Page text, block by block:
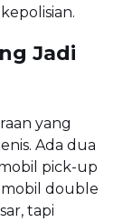
Jadi
yang
Ada dua
pick-up
double
tapi